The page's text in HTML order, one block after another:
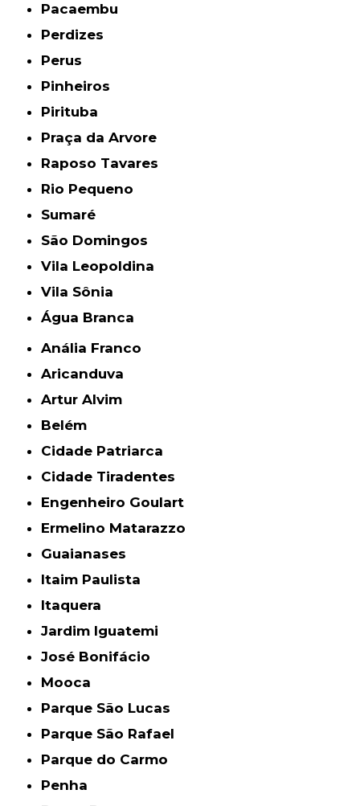
Pacaembu
Perdizes
Perus
Pinheiros
Pirituba
Praça da Arvore
Raposo Tavares
Rio Pequeno
Sumaré
São Domingos
Vila Leopoldina
Vila Sônia
Água Branca
Anália Franco
Aricanduva
Artur Alvim
Belém
Cidade Patriarca
Cidade Tiradentes
Engenheiro Goulart
Ermelino Matarazzo
Guaianases
Itaim Paulista
Itaquera
Jardim Iguatemi
José Bonifácio
Mooca
Parque São Lucas
Parque São Rafael
Parque do Carmo
Penha